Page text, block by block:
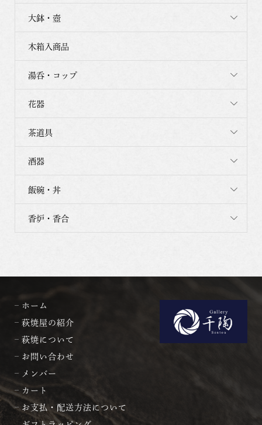
大鉢・壺
木箱入商品
湯呑・コップ
花器
茶道具
酒器
飯碗・丼
香炉・香合
ホーム
萩焼屋の紹介
萩焼について
お問い合わせ
メンバー
カート
お支払・配送方法について